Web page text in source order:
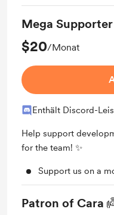
Mega Supporter
$20/Monat
Enthält Discord-
Help support
for the team! ✨
Support us on a
Patron of Cara